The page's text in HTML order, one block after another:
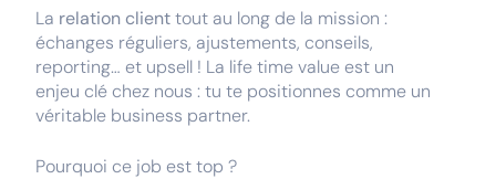
La relation clienttout au long de la mission :
échanges réguliers, ajustements, conseils,
reporting… et upsell ! La life time value est un
enjeu clé chez nous : tu te positionnes comme un
véritable business partner.
Pourquoi ce job est top ?